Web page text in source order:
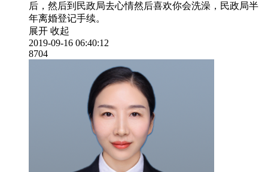
后，然后到民政局去心情然后喜欢你会洗澡，民政局半
年离婚登记手续。
展开 收起
2019-09-16 06:40:12
8704